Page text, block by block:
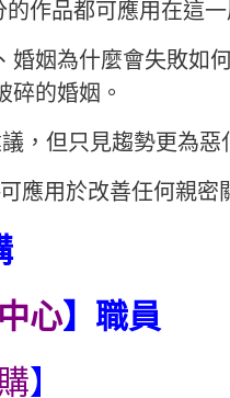
作品都可應用在這
姻為什麼會失敗如
碎的婚姻。
，但只見趨勢更為惡
應用於改善任何親密
心】職員
】